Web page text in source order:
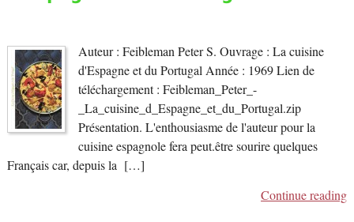
Auteur : Feibleman Peter S. Ouvrage : La cuisine
d'Espagne et du Portugal Année : 1969 Lien de
téléchargement : Feibleman_Peter_-
_La_cuisine_d_Espagne_et_du_Portugal.zip
Présentation. L'enthousiasme de l'auteur pour la
cuisine espagnole fera peut.être sourire quelques
Français car, depuis la […]
Continue reading